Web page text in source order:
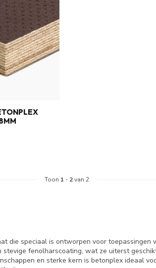
Toon 1 - 2van 2
die speciaal is ontworpen voor
fenolharscoating, wat ze uiterst
en sterke kern is betonplex ideaal